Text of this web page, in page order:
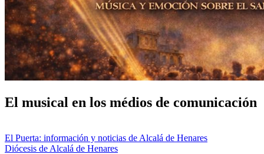
El musical en los médios de comunicación
El Puerta: información y noticias de Alcalá de Henares
Diócesis de Alcalá de Henares